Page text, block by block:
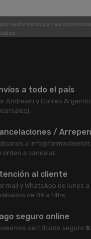
nadie de nuestras
a todo el país
Andreani y Correo
/
a
órden a cancelar.
al cliente
mail y WhatsApp de lunes
de 09 a 14hs.
seguro online
certificado seguro